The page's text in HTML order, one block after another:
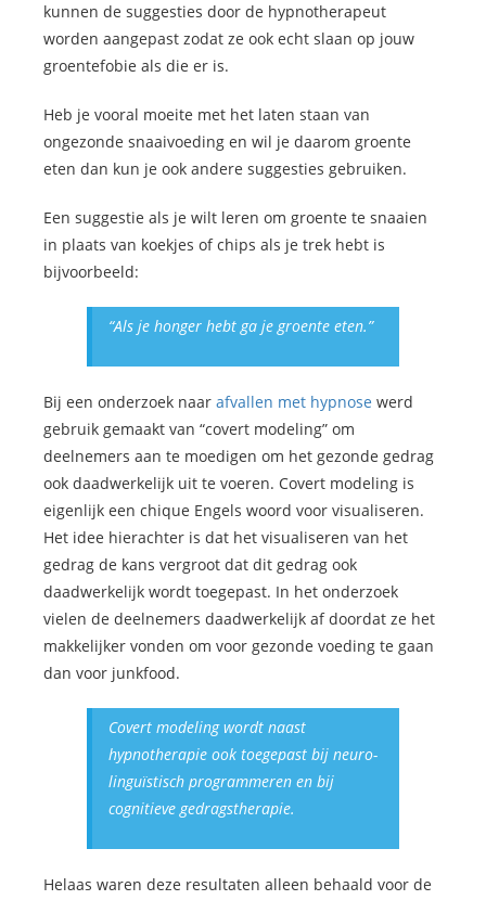
kunnen de suggesties door de hypnotherapeut
worden aangepast zodat ze ook echt slaan op jouw
groentefobie als die er is.
Heb je vooral moeite met het laten staan van
ongezonde snaaivoeding en wil je daarom groente
eten dan kun je ook andere suggesties gebruiken.
Een suggestie als je wilt leren om groente te snaaien
in plaats van koekjes of chips als je trek hebt is
bijvoorbeeld:
“Als je honger hebt ga je groente eten.”
Bij een onderzoek naar afvallen met hypnose werd
gebruik gemaakt van “covert modeling” om
deelnemers aan te moedigen om het gezonde gedrag
ook daadwerkelijk uit te voeren. Covert modeling is
eigenlijk een chique Engels woord voor visualiseren.
Het idee hierachter is dat het visualiseren van het
gedrag de kans vergroot dat dit gedrag ook
daadwerkelijk wordt toegepast. In het onderzoek
vielen de deelnemers daadwerkelijk af doordat ze het
makkelijker vonden om voor gezonde voeding te gaan
dan voor junkfood.
Covert modeling wordt naast
hypnotherapie ook toegepast bij neuro-
linguïstisch programmeren en bij
cognitieve gedragstherapie.
Helaas waren deze resultaten alleen behaald voor de